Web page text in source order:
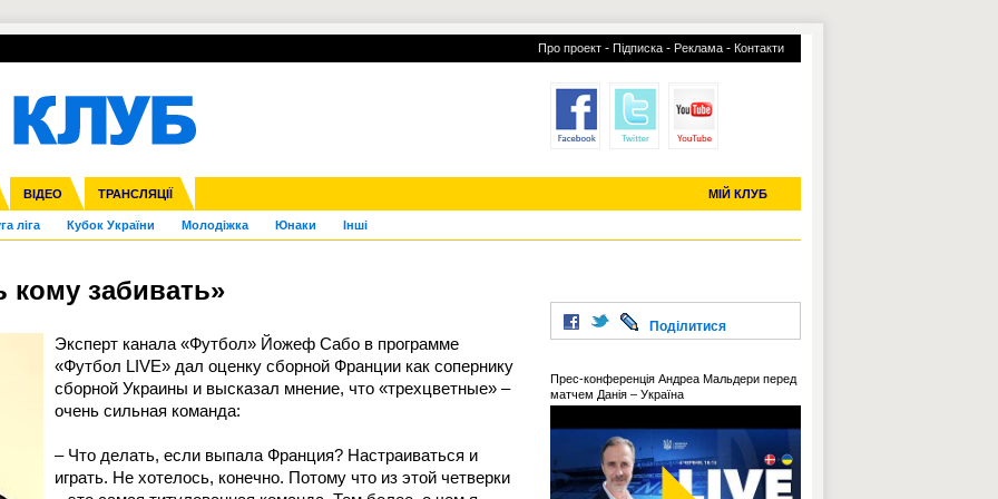
Про проект - Підписка - Реклама - Контакти
ВІДЕО ТРАНСЛЯЦІЇ МІЙ КЛУБ
ліга Кубок України Молодіжка Юнаки Інші
Ліга націй Ліга конференцій
Франція ІншіЧЄ-2015 (U-21)
УПЛ-ПЕРЕХОДИ УСІ ТРАНСФЕРИ
забивать»
Эксперт канала «Футбол» Йожеф Сабо в программе
«Футбол LIVE» дал оценку сборной Франции как сопернику
сборной Украины и высказал мнение, что «трехцветные» –
очень сильная команда:
– Что делать, если выпала Франция? Настраиваться и
играть. Не хотелось, конечно. Потому что из этой четверки
Поділитися
Прес-конференція Андреа Мальдери перед
матчем Данія – Україна